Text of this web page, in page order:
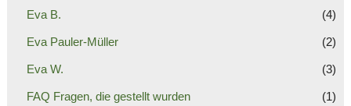
Eva B. (4)
Eva Pauler-Müller (2)
Eva W. (3)
FAQ Fragen, die gestellt wurden (1)